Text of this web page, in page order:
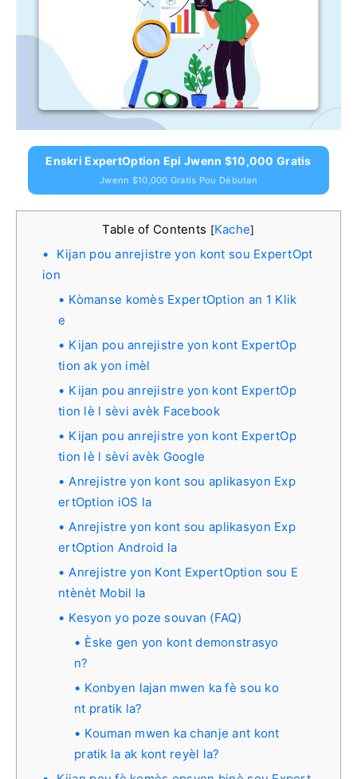
Enskri ExpertOption Epi Jwenn $10,000 Gratis
Jwenn $10,000 Gratis Pou Débutan
Table of Contents [Kache]
Kijan pou anrejistre yon kont sou ExpertOpt
ion
Kòmanse komès ExpertOption an 1 Klik
e
Kijan pou anrejistre yon kont ExpertOp
tion ak yon imèl
Kijan pou anrejistre yon kont ExpertOp
tion lè l sèvi avèk Facebook
Kijan pou anrejistre yon kont ExpertOp
tion lè l sèvi avèk Google
Anrejistre yon kont sou aplikasyon Exp
ertOption iOS la
Anrejistre yon kont sou aplikasyon Exp
ertOption Android la
Anrejistre yon Kont ExpertOption sou E
ntènèt Mobil la
Kesyon yo poze souvan (FAQ)
Èske gen yon kont demonstrasyo
n?
Konbyen lajan mwen ka fè sou ko
nt pratik la?
Kouman mwen ka chanje ant kont
pratik la ak kont reyèl la?